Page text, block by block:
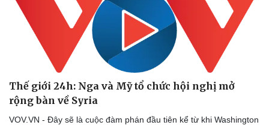
Thế giới 24h: Nga và Mỹ tổ chức hội nghị mở
rộng bàn về Syria
VOV.VN - Đây sẽ là cuộc đàm phán đầu tiên kể từ khi Washington